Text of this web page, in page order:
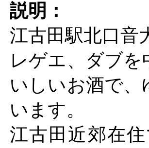
説明：
江古田駅北口音
レゲエ、ダブ
いしいお酒で
います。
江古田近郊在住